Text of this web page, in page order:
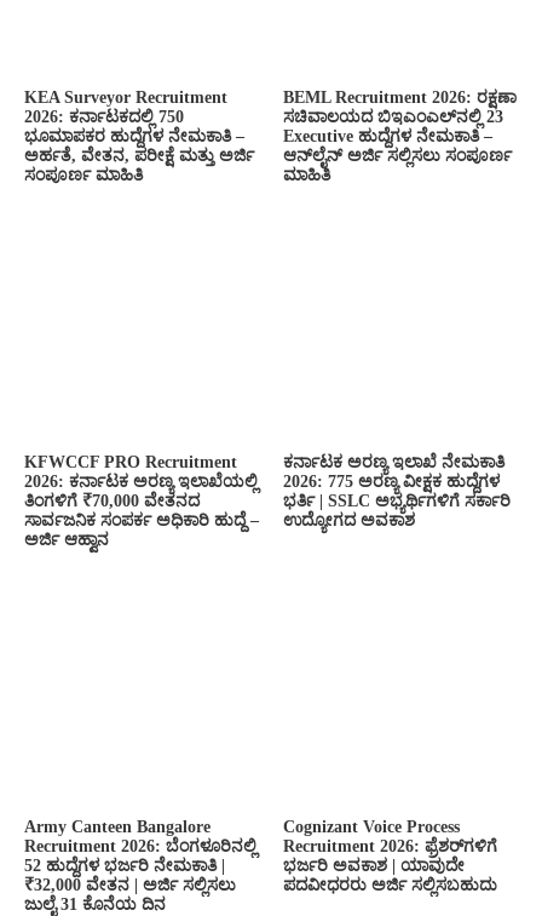
KEA Surveyor Recruitment
2026: ಕರ್ನಾಟಕದಲ್ಲಿ 750
ಭೂಮಾಪಕರ ಹುದ್ದೆಗಳ ನೇಮಕಾತಿ –
ಅರ್ಹತೆ, ವೇತನ, ಪರೀಕ್ಷೆ ಮತ್ತು ಅರ್ಜಿ
ಸಂಪೂರ್ಣ ಮಾಹಿತಿ
BEML Recruitment 2026: ರಕ್ಷಣಾ
ಸಚಿವಾಲಯದ ಬಿಇಎಂಎಲ್‌ನಲ್ಲಿ 23
Executive ಹುದ್ದೆಗಳ ನೇಮಕಾತಿ –
ಆನ್‌ಲೈನ್ ಅರ್ಜಿ ಸಲ್ಲಿಸಲು ಸಂಪೂರ್ಣ
ಮಾಹಿತಿ
KFWCCF PRO Recruitment
2026: ಕರ್ನಾಟಕ ಅರಣ್ಯ ಇಲಾಖೆಯಲ್ಲಿ
ತಿಂಗಳಿಗೆ ₹70,000 ವೇತನದ
ಸಾರ್ವಜನಿಕ ಸಂಪರ್ಕ ಅಧಿಕಾರಿ ಹುದ್ದೆ –
ಅರ್ಜಿ ಆಹ್ವಾನ
ಕರ್ನಾಟಕ ಅರಣ್ಯ ಇಲಾಖೆ ನೇಮಕಾತಿ
2026: 775 ಅರಣ್ಯ ವೀಕ್ಷಕ ಹುದ್ದೆಗಳ
ಭರ್ತಿ | SSLC ಅಭ್ಯರ್ಥಿಗಳಿಗೆ ಸರ್ಕಾರಿ
ಉದ್ಯೋಗದ ಅವಕಾಶ
Army Canteen Bangalore
Recruitment 2026: ಬೆಂಗಳೂರಿನಲ್ಲಿ
52 ಹುದ್ದೆಗಳ ಭರ್ಜರಿ ನೇಮಕಾತಿ |
₹32,000 ವೇತನ | ಅರ್ಜಿ ಸಲ್ಲಿಸಲು
ಜುಲೈ 31 ಕೊನೆಯ ದಿನ
Cognizant Voice Process
Recruitment 2026: ಫ್ರೆಶರ್‌ಗಳಿಗೆ
ಭರ್ಜರಿ ಅವಕಾಶ | ಯಾವುದೇ
ಪದವೀಧರರು ಅರ್ಜಿ ಸಲ್ಲಿಸಬಹುದು